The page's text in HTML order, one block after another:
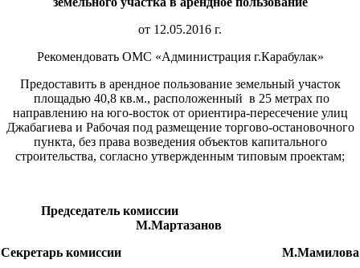
от 12.05.2016 г.
Рекомендовать ОМС «Администрация г.Карабулак»
Предоставить в арендное пользование земельный участок
площадью 40,8 кв.м., расположенный в 25 метрах по
направлению на юго-восток от ориентира-пересечение улиц
Джабагиева и Рабочая под размещение торгово-остановочного
пункта, без права возведения объектов капитального
строительства, согласно утвержденным типовым проектам;
Председатель комиссии
М.Мартазанов
Секретарь комиссии М.Мамилова